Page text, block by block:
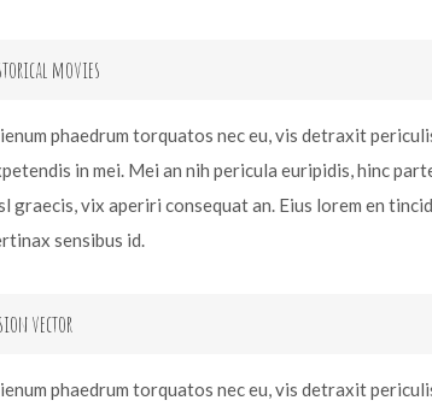
movies
phaedrum torquatos nec eu, vis detraxit
in mei. Mei an nih pericula euripidis, hinc
graecis, vix aperiri consequat an. Eius lorem en
sensibus id.
vector
phaedrum torquatos nec eu, vis detraxit